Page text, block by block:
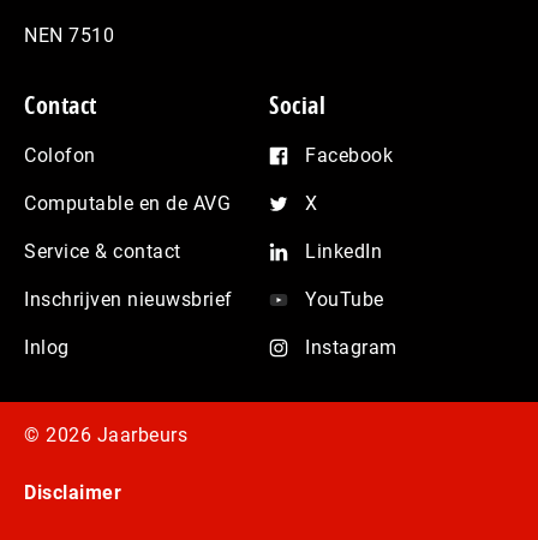
NEN 7510
Contact
Colofon
Computable en de AVG
Service & contact
Inschrijven nieuwsbrief
Inlog
Social
Facebook
X
LinkedIn
YouTube
Instagram
© 2026 Jaarbeurs
Disclaimer